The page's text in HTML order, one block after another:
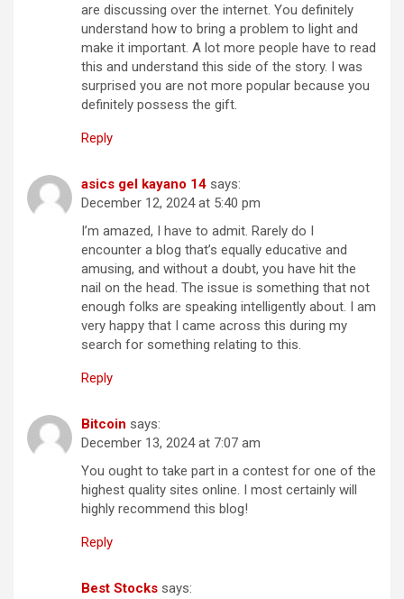
are discussing over the internet. You definitely
understand how to bring a problem to light and
make it important. A lot more people have to read
this and understand this side of the story. I was
surprised you are not more popular because you
definitely possess the gift.
Reply
asics gel kayano 14 says:
December 12, 2024 at 5:40 pm
I’m amazed, I have to admit. Rarely do I
encounter a blog that’s equally educative and
amusing, and without a doubt, you have hit the
nail on the head. The issue is something that not
enough folks are speaking intelligently about. I am
very happy that I came across this during my
search for something relating to this.
Reply
Bitcoin says:
December 13, 2024 at 7:07 am
You ought to take part in a contest for one of the
highest quality sites online. I most certainly will
highly recommend this blog!
Reply
Best Stocks says: